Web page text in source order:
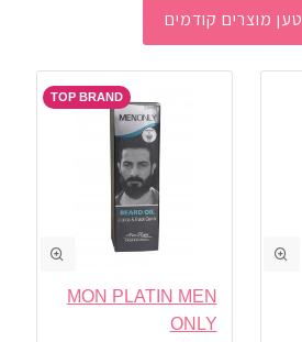
טען מוצרים קודמים
TOP BRAND
MON PLATIN MEN
ONLY